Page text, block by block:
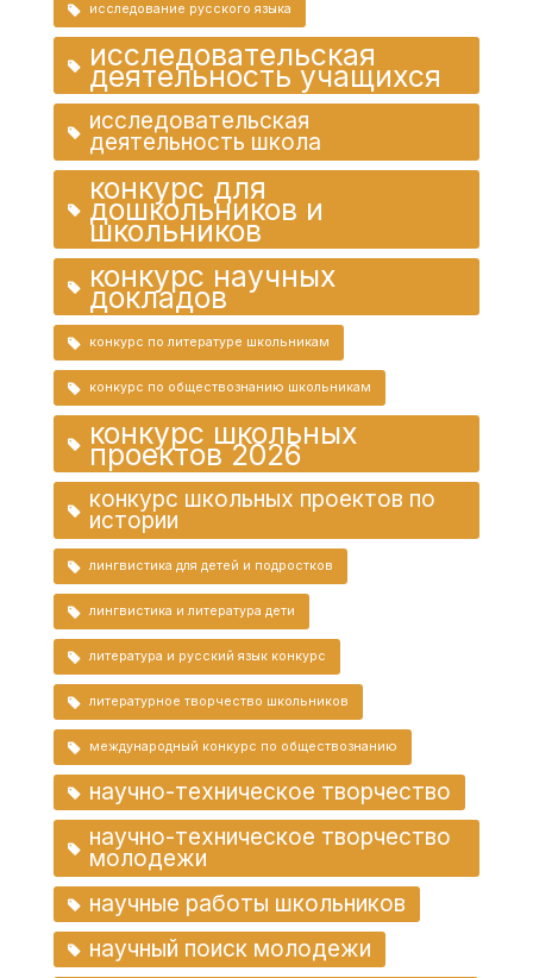
исследование русского языка
исследовательская
деятельность учащихся
исследовательская
деятельность школа
конкурс для
дошкольников и
школьников
конкурс научных
докладов
конкурс по литературе школьникам
конкурс по обществознанию школьникам
конкурс школьных
проектов 2026
конкурс школьных проектов по
истории
лингвистика для детей и подростков
лингвистика и литература дети
литература и русский язык конкурс
литературное творчество школьников
международный конкурс по обществознанию
научно-техническое творчество
научно-техническое творчество
молодежи
научные работы школьников
научный поиск молодежи